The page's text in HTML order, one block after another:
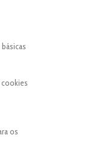
os